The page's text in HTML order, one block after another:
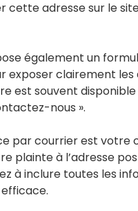
cette adresse sur le
également un
exposer clairement
est souvent
nous ».
par courrier est votre
plainte à l’adresse
à inclure toutes les